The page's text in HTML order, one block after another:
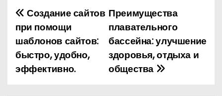
Н
а
в
и
Преимущества
плавательного
бассейна: улучшение
здоровья, отдыха и
общества
Создание сайтов
при помощи
шаблонов сайтов:
быстро, удобно,
эффективно.